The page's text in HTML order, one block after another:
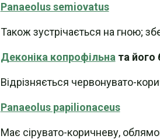
Panaeolus semiovatus
Також зустрічається на гною;
Деконіка копрофільна та його
Відрізняється червонувато-
Panaeolus papilionaceus
Має сірувато-коричневу,